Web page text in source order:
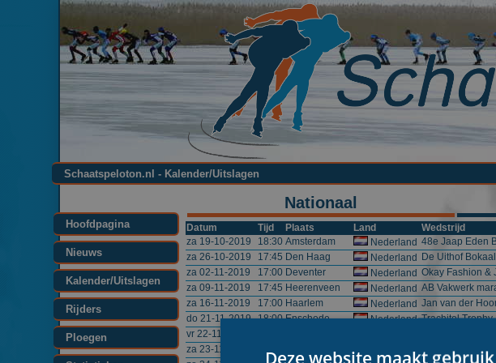
Schaatspeloton.nl - Kalender/Uitslagen
Hoofdpagina
Nieuws
Kalender/Uitslagen
Rijders
Ploegen
Nationaal
Datum Tijd Plaats Land Wedstrijd
za 19-10-2019
18:30 Amsterdam Nederland 48e Jaap Eden
za 26-10-2019
17:45 Den Haag Nederland De Uithof
za 02-11-2019
17:00 Deventer Nederland Okay Fashion &
za 09-11-2019
17:45 Heerenveen Nederland AB Vakwerk
za 16-11-2019
17:00 Haarlem Nederland Jan van der
do 21-11-2019 18:00 Enschede Nederland Trachitol Trophy
vr 22-11-2019
za 23-11-2019
Nederland Trachitol Trophy 3
Deze website maakt